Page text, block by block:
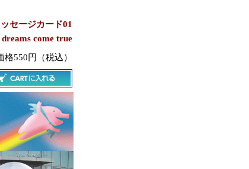
セージカード01
dreams come true
格550円（税込）